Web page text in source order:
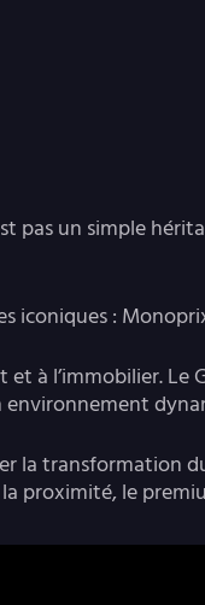
pas un simple
:
à l’immobilier. Le
environnement
la transformation
proximité, le